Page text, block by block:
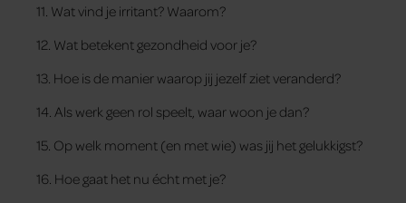
11. Wat vind je irritant? Waarom?
12. Wat betekent gezondheid voor je?
13. Hoe is de manier waarop jij jezelf ziet veranderd?
14. Als werk geen rol speelt, waar woon je dan?
15. Op welk moment (en met wie) was jij het gelukkigst?
16. Hoe gaat het nu écht met je?